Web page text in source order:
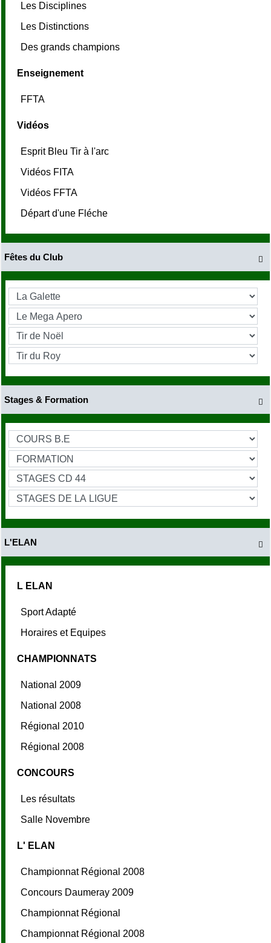
Les Disciplines
Les Distinctions
Des grands champions
Enseignement
FFTA
Vidéos
Esprit Bleu Tir à l'arc
Vidéos FITA
Vidéos FFTA
Départ d'une Fléche

Fêtes du Club

Stages & Formation

L'ELAN
L ELAN
Sport Adapté
Horaires et Equipes
CHAMPIONNATS
National 2009
National 2008
Régional 2010
Régional 2008
CONCOURS
Les résultats
Salle Novembre
L' ELAN
Championnat Régional 2008
Concours Daumeray 2009
Championnat Régional
Championnat Régional 2008